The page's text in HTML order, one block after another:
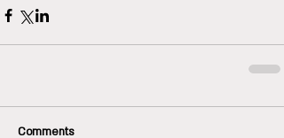
Comments